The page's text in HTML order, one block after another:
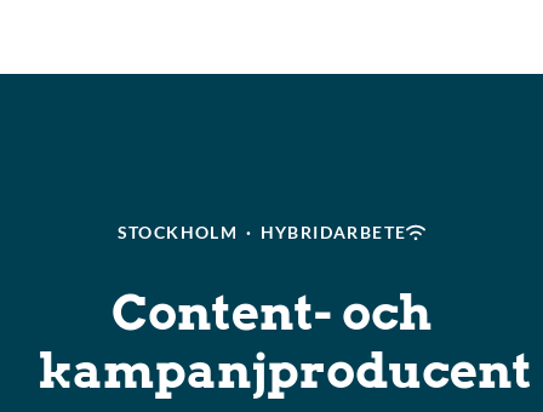
STOCKHOLM · HYBRIDARBETE
Content- och
kampanjproducent